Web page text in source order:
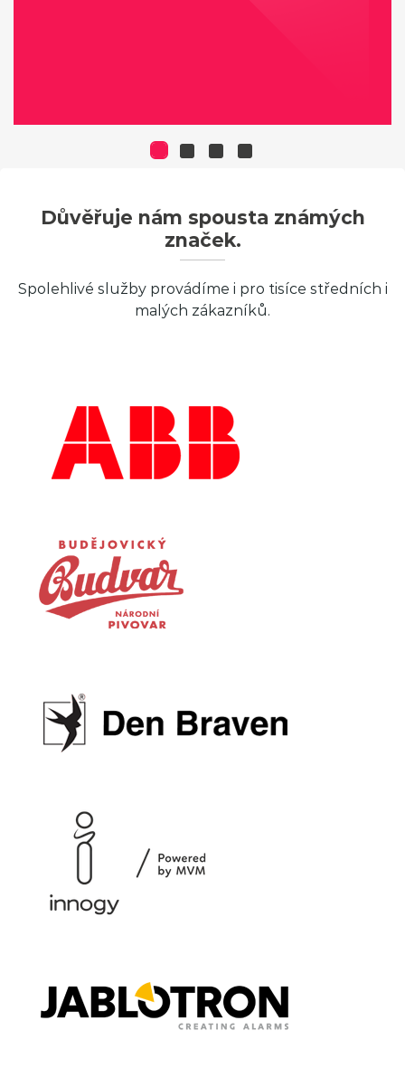
Důvěřuje nám spousta známých
značek.
Spolehlivé služby provádíme i pro tisíce středních i
malých zákazníků.